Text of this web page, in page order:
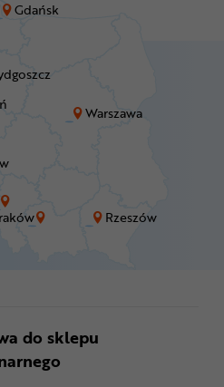
Gdańsk
Rzeszów
Warszawa
do sklepu